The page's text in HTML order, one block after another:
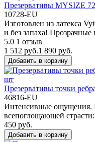
Презервативы MYSIZE
10728-EU
Изготовлен из латекса
и без запаха! Прозрачные
5.0 1 отзыв
1 512 руб.1 890 руб.
Добавить в корзину
Презервативы точки
46816-EU
Интенсивные ощущения.
всепоглощающей
450 руб.
Добавить в корзину